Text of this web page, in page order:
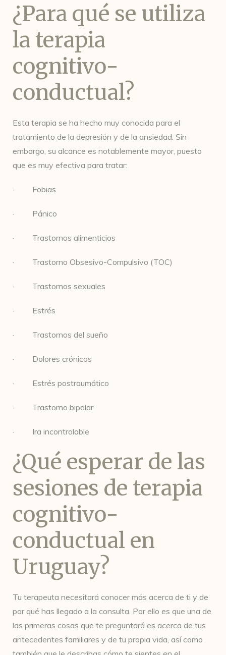
¿Para qué se utiliza
la terapia
cognitivo-
conductual?
Esta terapia se ha hecho muy conocida para el
tratamiento de la depresión y de la ansiedad. Sin
embargo, su alcance es notablemente mayor, puesto
que es muy efectiva para tratar:
· Fobias
· Pánico
· Trastornos alimenticios
· Trastorno Obsesivo-Compulsivo (TOC)
· Trastornos sexuales
· Estrés
· Trastornos del sueño
· Dolores crónicos
· Estrés postraumático
· Trastorno bipolar
· Ira incontrolable
¿Qué esperar de las
sesiones de terapia
cognitivo-
conductual en
Uruguay?
Tu terapeuta necesitará conocer más acerca de ti y de
por qué has llegado a la consulta. Por ello es que una de
las primeras cosas que te preguntará es acerca de tus
antecedentes familiares y de tu propia vida, así como